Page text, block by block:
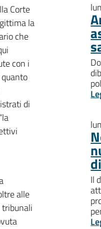
Corte
la
che
con i
di
alle
Il